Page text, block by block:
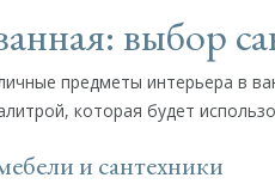
выбор
предметы интерьера в
которая будет
и сантехники